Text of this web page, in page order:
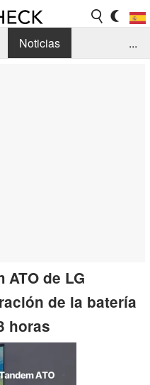
Noticias
...
ATO de LG
de la batería
horas